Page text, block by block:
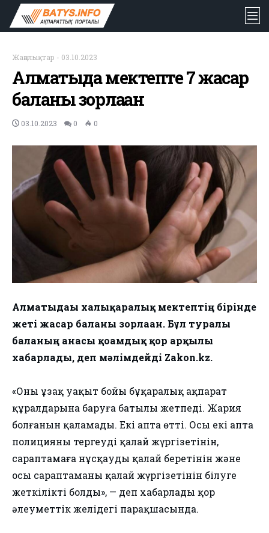
Жаңалықтар - 03.10.2023
Алматыда мектепте 7 жасар
баланы зорлаған
03.10.2023 0 0
Алматыдағы халықаралық мектептің бірінде
жеті жасар баланы зорлаған. Бұл туралы
баланың анасы қоғамдық қор арқылы
хабарлады, деп мәлімдейді Zakon.kz.
«Оның ұзақ уақыт бойы бұқаралық ақпарат
құралдарына баруға батылы жетпеді. Жария
болғанын қаламады. Екі апта өтті. Осы екі апта
полицияның тергеуді қалай жүргізетінін,
сараптамаға нұсқауды қалай беретінін және
осы сараптаманы қалай жүргізетінін білуге
жеткілікті болды», — деп хабарлады қор
әлеуметтік желідегі парақшасында.